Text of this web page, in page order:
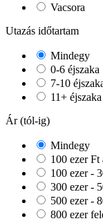
Vacsora
Utazás időtartam
Mindegy
0-6 éjszaka
7-10
11+ éjszaka
Ár (tól-ig)
Mindegy
100 ezer Ft
100 ezer -
300 ezer -
500 ezer -
800 ezer